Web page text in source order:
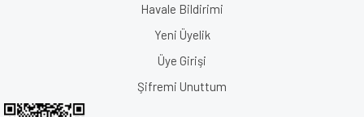
Havale Bildirimi
Yeni Üyelik
Üye Girişi
Şifremi Unuttum